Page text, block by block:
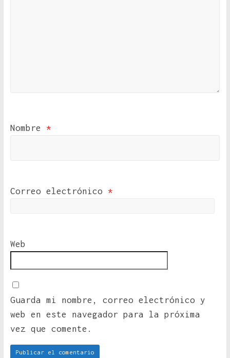
Nombre *
Correo electrónico *
Web
Guarda mi nombre, correo electrónico y
web en este navegador para la próxima
vez que comente.